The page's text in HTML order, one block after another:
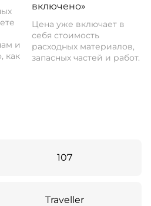
и
как
включено»
Цена уже включает в
себя стоимость
расходных материалов,
запасных частей и работ.
107
Traveller